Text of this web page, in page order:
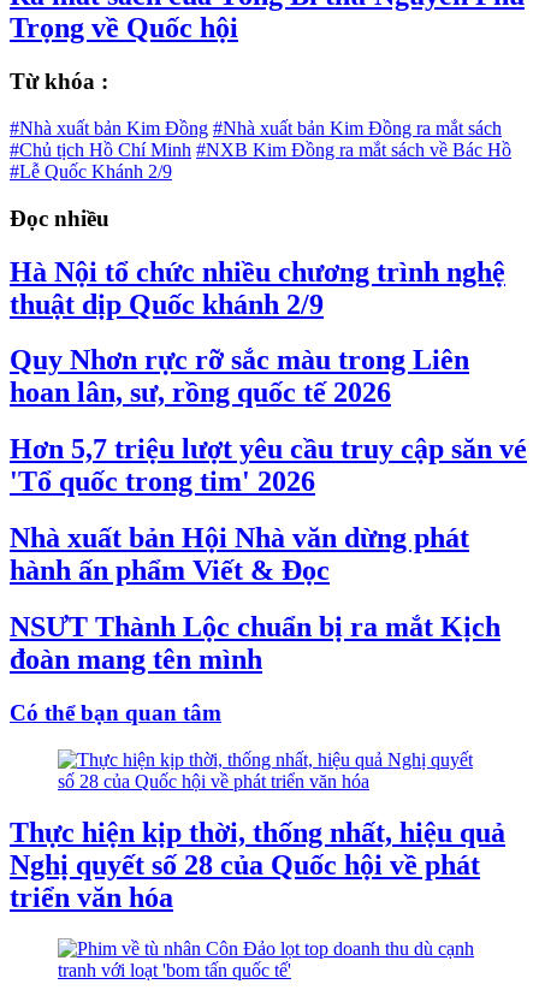
Trọng về Quốc hội
Từ khóa :
#Nhà xuất bản Kim Đồng #Nhà xuất bản Kim Đồng ra mắt sách
#Chủ tịch Hồ Chí Minh #NXB Kim Đồng ra mắt sách về Bác Hồ
#Lễ Quốc Khánh 2/9
Đọc nhiều
Hà Nội tổ chức nhiều chương trình nghệ
thuật dịp Quốc khánh 2/9
Quy Nhơn rực rỡ sắc màu trong Liên
hoan lân, sư, rồng quốc tế 2026
Hơn 5,7 triệu lượt yêu cầu truy cập săn vé
'Tổ quốc trong tim' 2026
Nhà xuất bản Hội Nhà văn dừng phát
hành ấn phẩm Viết & Đọc
NSƯT Thành Lộc chuẩn bị ra mắt Kịch
đoàn mang tên mình
Có thể bạn quan tâm
Thực hiện kịp thời, thống nhất, hiệu quả
Nghị quyết số 28 của Quốc hội về phát
triển văn hóa